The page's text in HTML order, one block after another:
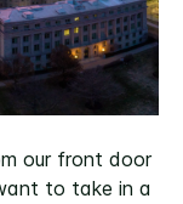
our front door
to take in a